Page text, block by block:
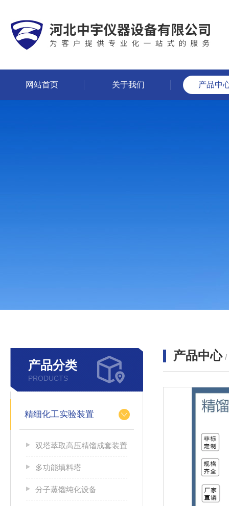
网站首页 关于我们 产品中
产品分类
PRODUCTS
精细化工实验装置
双塔萃取高压精馏成套装置
多功能填料塔
分子蒸馏纯化设备
产品中心 /